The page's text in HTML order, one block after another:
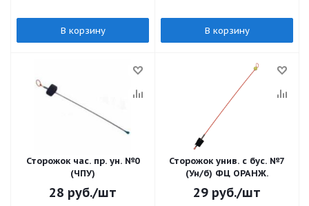
В корзину В корзину
Сторожок час. пр. ун. №0
(ЧПУ)
28 руб./шт
Сторожок унив. с бус. №7
(Ун/б) ФЦ ОРАНЖ.
29 руб./шт